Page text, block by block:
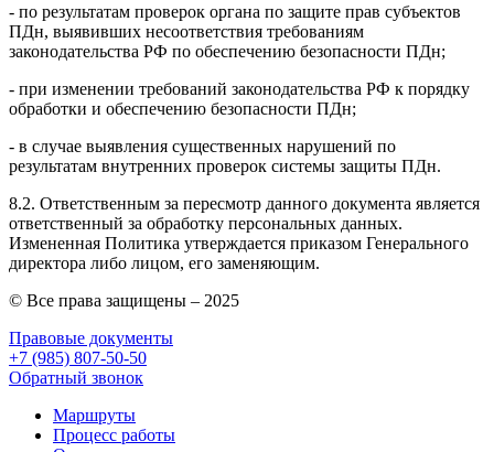
- по результатам проверок органа по защите прав субъектов
ПДн, выявивших несоответствия требованиям
законодательства РФ по обеспечению безопасности ПДн;
- при изменении требований законодательства РФ к порядку
обработки и обеспечению безопасности ПДн;
- в случае выявления существенных нарушений по
результатам внутренних проверок системы защиты ПДн.
8.2. Ответственным за пересмотр данного документа является
ответственный за обработку персональных данных.
Измененная Политика утверждается приказом Генерального
директора либо лицом, его заменяющим.
© Все права защищены – 2025
Правовые документы
+7 (985) 807-50-50
Обратный звонок
Маршруты
Процесс работы